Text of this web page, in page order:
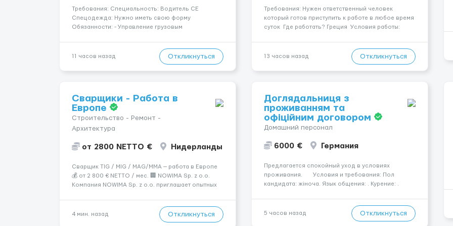
Требования: Специальность: Водитель СЕ
Спецодежда: Нужно иметь свою форму
Обязанности: - Управление грузовым
грузов по установленным маршрутам в
соответствии с транспортными документами; -
11 часов назад Откликнуться
Требования: Нужен ответственный человек
который готов приступить к работе в любое время
суток Где работать? Греция Условия работы:
13 часов назад
Откликнуться
Сварщики - Работа в
Европе
Строительство - Ремонт -
Архитектура
от 2800 NETTO € Нидерланды
Сварщик TIG / MIG / MAG/MMA — работа в Европе
💰 от 2 800 € NETTO / мес. 🏢 NOWIMA Sp. z o.o.
Компания NOWIMA Sp. z o.o. приглашает опытных
Нидерланды, Италия, Швеция, Франция. Мы
4 мин. назад Откликнуться
Доглядальниця з
проживанням та
офіційним договором
Домашний персонал
6000 € Германия
Предлагается спокойный уход в условиях
проживания. Условия и требования: Пол
кандидата: жіноча. Язык общения: . Курение: .
459 567 591 Укр...
5 часов назад Откликнуться